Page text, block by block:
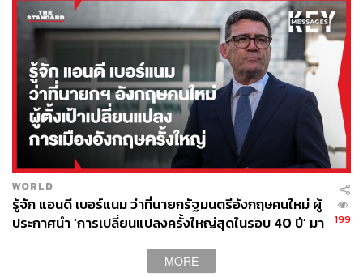
วัตถุประสงค์ของวัคซีนคือการสร้างภูมิคุ้มกันหมู่ แต่ด้วย
วัคซีนมีอายุภูมิคุ้มกัน 1 ปี ดังนั้นต้องฉีดให้ได้มากพอ ได้เร็ว
พอ ประกอบกับที่ได้เน้นไปแล้วว่าทุกประเทศมีแผนเปิด
ประเทศ สิ้นปีนี้ถ้าเรายังช้าอยู่แบบนี้ เราก็จะเปิดประเทศ
ไม่ทัน ก็จะเผชิญกับสึนามิทางเศรษฐกิจที่จะพัดเอาธุรกิจเล็กๆ
SMEs ตายไปหมด SMEs มี 3 ล้านรายก็จริง แต่มีการจ้าง
งานถึง 13 ล้านคน แล้วใน 13 ล้านคนก็จะเป็นกลุ่มเปราะบาง
ที่มีความเสี่ยงตกงานเพิ่มอีก
“ท้ายสุดนี้เบี้ยเสี่ยงภัยที่รัฐบาลบอกว่าจะให้กับแพทย์ พยาบาล
เจ้าหน้าที่สาธารณสุข วันนี้ทำงานหนักมาก ดังนั้นรัฐบาลต้อง
ไม่ใช่ให้แต่ปากเงินยังไม่ถึง ต้องเพิ่มเงินด้วย วันนี้เตียงเพิ่มได้
วันนี้เพิ่มเงินลงไป โรงพยาบาลไปเช่าโรงแรม เพิ่มได้เลย แต่
บุคลากรสาธารณสุขเพิ่มวันนี้เลยไม่ได้ ต้องดูแลเขา” คุณ
WORLD
รู้จัก แอนดี เบอร์แนม ว่าที่นายกรัฐมนตรีอังกฤษคนใหม่ ผู้
ประกาศนำ ‘การเปลี่ยนแปลงครั้งใหญ่สุดในรอบ 40 ปี’ มา
199
MORE